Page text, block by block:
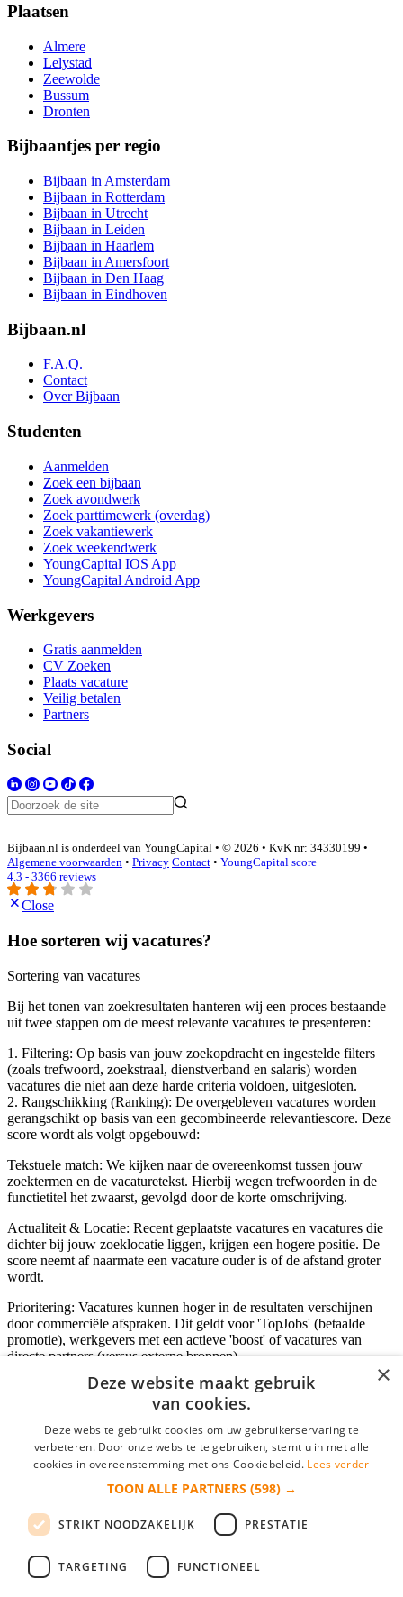
Plaatsen
Almere
Lelystad
Zeewolde
Bussum
Dronten
Bijbaantjes per regio
Bijbaan in Amsterdam
Bijbaan in Rotterdam
Bijbaan in Utrecht
Bijbaan in Leiden
Bijbaan in Haarlem
Bijbaan in Amersfoort
Bijbaan in Den Haag
Bijbaan in Eindhoven
Bijbaan.nl
F.A.Q.
Contact
Over Bijbaan
Studenten
Aanmelden
Zoek een bijbaan
Zoek avondwerk
Zoek parttimewerk (overdag)
Zoek vakantiewerk
Zoek weekendwerk
YoungCapital IOS App
YoungCapital Android App
Werkgevers
Gratis aanmelden
CV Zoeken
Plaats vacature
Veilig betalen
Partners
Social
Bijbaan.nl is onderdeel van YoungCapital • © 2026 • KvK nr: 34330199 •
Algemene voorwaarden • Privacy Contact • YoungCapital score
4.3 - 3366 reviews
Close
Hoe sorteren wij vacatures?
Sortering van vacatures
Bij het tonen van zoekresultaten hanteren wij een proces bestaande
uit twee stappen om de meest relevante vacatures te presenteren:
1. Filtering: Op basis van jouw zoekopdracht en ingestelde filters
(zoals trefwoord, zoekstraal, dienstverband en salaris) worden
vacatures die niet aan deze harde criteria voldoen, uitgesloten.
2. Rangschikking (Ranking): De overgebleven vacatures worden
gerangschikt op basis van een gecombineerde relevantiescore. Deze
score wordt als volgt opgebouwd:
Tekstuele match: We kijken naar de overeenkomst tussen jouw
zoektermen en de vacaturetekst. Hierbij wegen trefwoorden in de
functietitel het zwaarst, gevolgd door de korte omschrijving.
Actualiteit & Locatie: Recent geplaatste vacatures en vacatures die
dichter bij jouw zoeklocatie liggen, krijgen een hogere positie. De
score neemt af naarmate een vacature ouder is of de afstand groter
wordt.
Prioritering: Vacatures kunnen hoger in de resultaten verschijnen
door commerciële afspraken. Dit geldt voor 'TopJobs' (betaalde
promotie), werkgevers met een actieve 'boost' of vacatures van
directe partners (versus externe bronnen).
Inloggen als bedrijf
*
login gegevens onthouden
login
×
Deze website maakt gebruik
van cookies.
Deze website gebruikt cookies om uw gebruikerservaring te
verbeteren. Door onze website te gebruiken, stemt u in met alle
cookies in overeenstemming met ons Cookiebeleid. Lees verder
TOON ALLE PARTNERS (598) →
STRIKT NOODZAKELIJK PRESTATIE
TARGETING FUNCTIONEEL